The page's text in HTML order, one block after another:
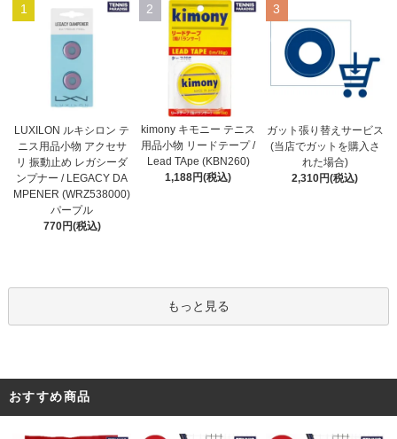
1
LUXILON ルキシロン テ
ニス用品小物 アクセサ
リ 振動止め レガシーダ
ンプナー / LEGACY DA
MPENER (WRZ538000)
パープル
770円(税込)
2
kimony キモニー テニス
用品小物 リードテープ /
Lead TApe (KBN260)
1,188円(税込)
3
ガット張り替えサービス
(当店でガットを購入さ
れた場合)
2,310円(税込)
もっと見る
おすすめ商品